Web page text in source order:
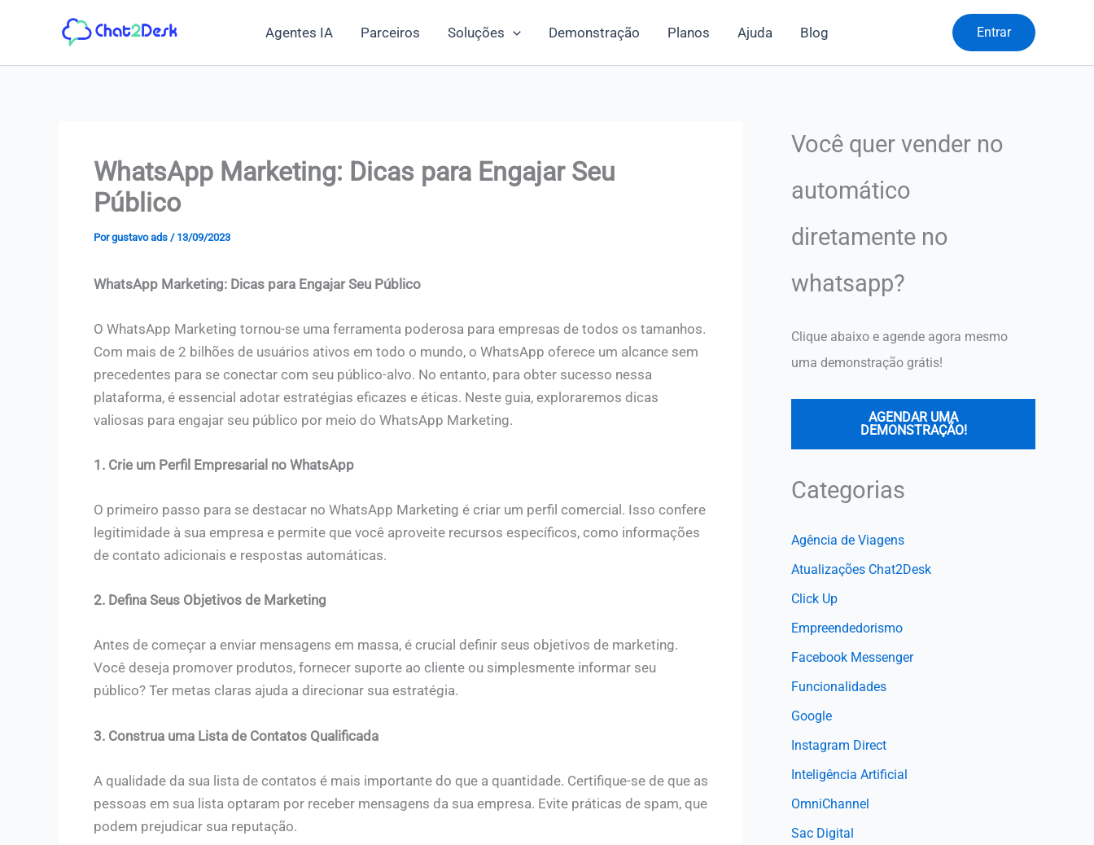
Agentes IA Parceiros Soluções Demonstração Planos Ajuda Blog Entrar
WhatsApp Marketing: Dicas para Engajar Seu
Público
Porgustavo ads / 13/09/2023
WhatsApp Marketing: Dicas para Engajar Seu Público
O WhatsApp Marketing tornou-se uma ferramenta poderosa para empresas de todos os tamanhos.
Com mais de 2 bilhões de usuários ativos em todo o mundo, o WhatsApp oferece um alcance sem
precedentes para se conectar com seu público-alvo. No entanto, para obter sucesso nessa
plataforma, é essencial adotar estratégias eficazes e éticas. Neste guia, exploraremos dicas
valiosas para engajar seu público por meio do WhatsApp Marketing.
1. Crie um Perfil Empresarial no WhatsApp
O primeiro passo para se destacar no WhatsApp Marketing é criar um perfil comercial. Isso confere
legitimidade à sua empresa e permite que você aproveite recursos específicos, como informações
de contato adicionais e respostas automáticas.
2. Defina Seus Objetivos de Marketing
Antes de começar a enviar mensagens em massa, é crucial definir seus objetivos de marketing.
Você deseja promover produtos, fornecer suporte ao cliente ou simplesmente informar seu
público? Ter metas claras ajuda a direcionar sua estratégia.
3. Construa uma Lista de Contatos Qualificada
A qualidade da sua lista de contatos é mais importante do que a quantidade. Certifique-se de que as
pessoas em sua lista optaram por receber mensagens da sua empresa. Evite práticas de spam, que
podem prejudicar sua reputação.
Você quer vender no
automático
diretamente no
whatsapp?
Clique abaixo e agende agora mesmo
uma demonstração grátis!
AGENDAR UMA
DEMONSTRAÇÃO!
Categorias
Agência de Viagens
Atualizações Chat2Desk
Click Up
Empreendedorismo
Facebook Messenger
Funcionalidades
Google
Instagram Direct
Inteligência Artificial
OmniChannel
Sac Digital